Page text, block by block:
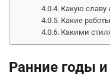
Какую славу
Какие
Какими
Ранние годы